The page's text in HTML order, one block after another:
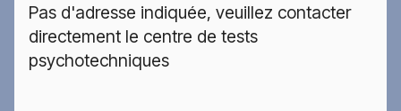
Pas d'adresse indiquée, veuillez contacter
directement le centre de tests
psychotechniques